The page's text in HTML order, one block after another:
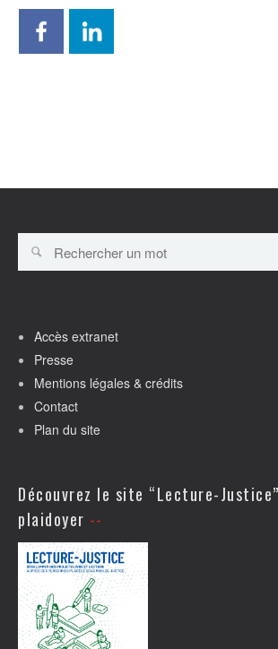
Accès extranet
Presse
Mentions légales & crédits
Contact
Plan du site
Découvrez le site “Lecture-
plaidoyer